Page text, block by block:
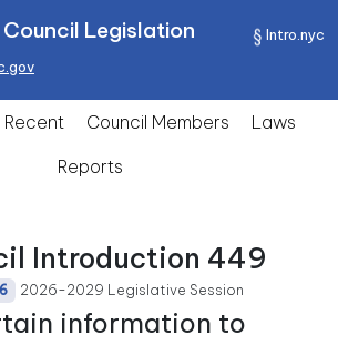
Intro.nyc
Legislation
Recent Council Members
Laws
Reports
Introduction 449
2026-2029 Legislative Session
information to